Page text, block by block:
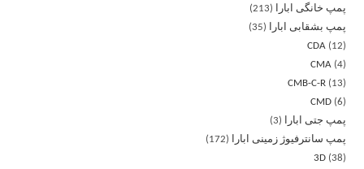
پمپ خانگی ابارا
213
پمپ بشقابی ابارا
35
CDA
12
CMA 4
CMB-C-R
13
CMD 6
پمپ جتی ابارا
3
پمپ سانترفیوژ زمینی ابارا
172
3D 38